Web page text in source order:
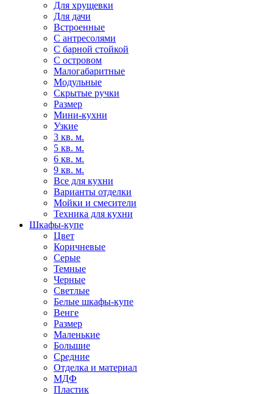
Для хрущевки
Для дачи
Встроенные
С антресолями
С барной стойкой
С островом
Малогабаритные
Модульные
Скрытые ручки
Размер
Мини-кухни
Узкие
3 кв. м.
5 кв. м.
6 кв. м.
9 кв. м.
Все для кухни
Варианты отделки
Мойки и смесители
Техника для кухни
Шкафы-купе
Цвет
Коричневые
Серые
Темные
Черные
Светлые
Белые шкафы-купе
Венге
Размер
Маленькие
Большие
Средние
Отделка и материал
МДФ
Пластик